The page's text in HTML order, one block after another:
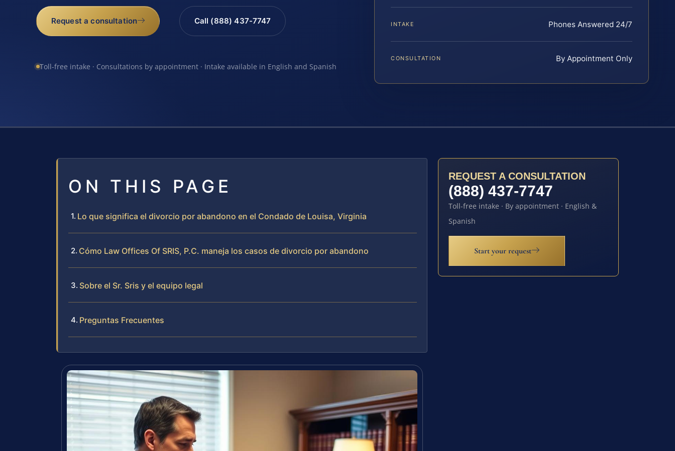
Request a consultation Call (888) 437-7747
Toll-free intake · Consultations by appointment · Intake available in English and Spanish
INTAKE Phones Answered 24/7
CONSULTATION By Appointment Only
ON THIS PAGE
Lo que significa el divorcio por abandono en el Condado de Louisa, Virginia
Cómo Law Offices Of SRIS, P.C. maneja los casos de divorcio por abandono
Sobre el Sr. Sris y el equipo legal
Preguntas Frecuentes
REQUEST A CONSULTATION
(888) 437-7747
Toll-free intake · By appointment · English &
Spanish
Start your request